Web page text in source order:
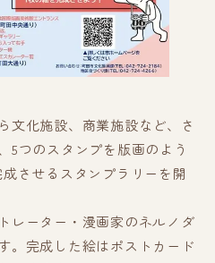
文化施設、商業施設など、さ
5つのスタンプを版画のよう
させるスタンプラリーを開
レーター・漫画家のネルノダ
。完成した絵はポストカード